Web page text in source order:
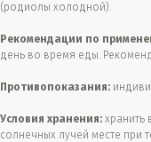
(родиолы холодной).
Рекомендации по
день во время еды.
Противопоказания:
Условия хранения: хранить
солнечных лучей месте при